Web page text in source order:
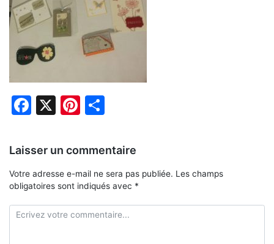
Facebook
X Pinterest
Laisser un commentaire
Votre adresse e-mail ne sera pas publiée. Les champs
obligatoires sont indiqués avec *